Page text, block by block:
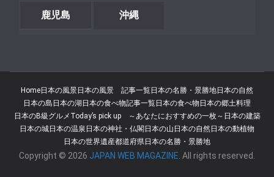
鹿児島 沖縄
Home日本の風景日本の風景 記事一覧日本の名勝・景勝地日本の自然
日本の島 日本の湖日本の食べ物記事一覧日本の食べ物 日本の郷土料理
日本のB級グルメ Today’s pick up ～あなたにおすすめの一枚～ 日本の建築
日本の城日本の温泉 日本の神社・仏閣日本の山 日本の自然日本の動植物
日本の世界遺産都道府県 日本の名勝・景勝地
Copyright © 2026 JAPAN WEB MAGAZINE . All rights reserved.